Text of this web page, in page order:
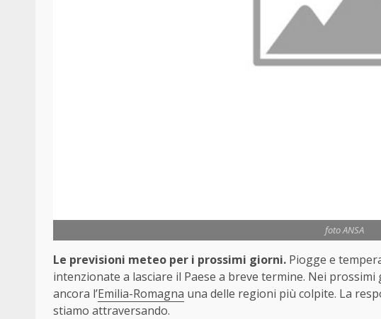
foto ANSA
Le previsioni meteo per i prossimi giorni. Piogge e
intenzionate a lasciare il Paese a breve termine. Nei
ancora l’Emilia-Romagna una delle regioni più colpite. La
stiamo attraversando.